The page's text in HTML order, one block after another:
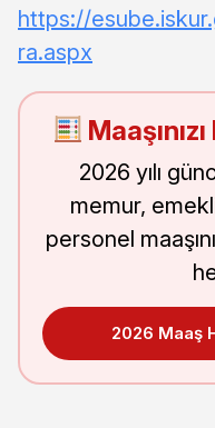
https://
ra.aspx
2026 yılı
memur,
personel
2026 Maaş